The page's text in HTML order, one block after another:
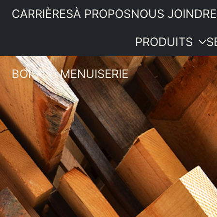
CARRIÈRESÀ PROPOSNOUS JOINDRE
PRODUITS
Portes
intérieures
Moulures et
boiseries
Quincaillerie
Bois de
menuiserie
Revêtements
intérieurs
Plancher de
pin
PRODUITS
SERVICES
IDÉES ET
ASTUCES
PROMOTIONS
SOUMISSION
BOIS DE MENUISERIE